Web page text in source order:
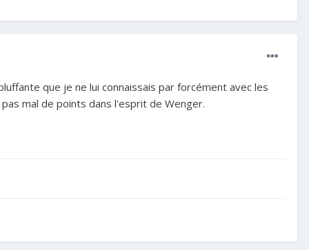
que je ne lui connaissais par forcément avec les
mal de points dans l'esprit de Wenger.